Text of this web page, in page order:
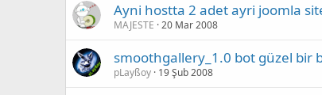
Ayni hostta 2 adet ayri joomla
MAJESTE 20 Mar 2008
smoothgallery_1.0 bot güzel bir
pLayßoy 19 Şub 2008